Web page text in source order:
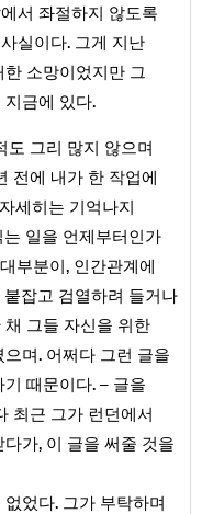
서 좌절하지 않도록
실이다. 그게 지난
소망이었지만 그
지금에 있다.
도 그리 많지 않으며
전에 내가 한 작업에
세히는 기억나지
일을 언제부터인가
대부분이, 인간관계에
붙잡고 검열하려 들거나
그들 자신을 위한
며. 어쩌다 그런 글을
기 때문이다. – 글을
최근 그가 런던에서
다가, 이 글을 써줄 것을
없었다. 그가 부탁하며